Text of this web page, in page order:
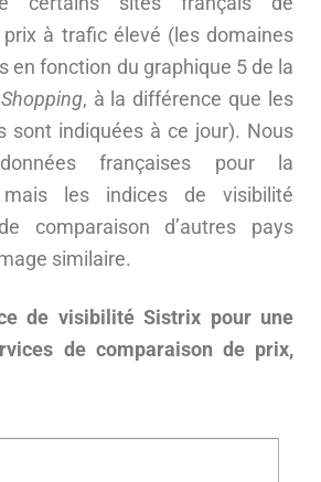
à trafic élevé (les domaines
en fonction du graphique 5 de la
, à la différence que les
sont indiquées à ce jour). Nous
françaises pour la
mais les indices de visibilité
comparaison d’autres pays
similaire.
de visibilité Sistrix pour une
de comparaison de prix,